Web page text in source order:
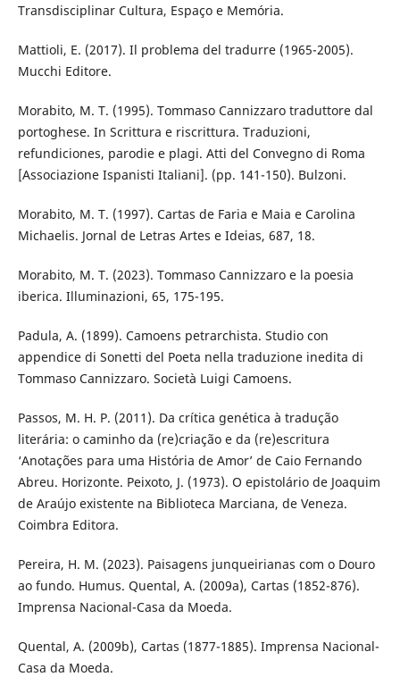
Transdisciplinar Cultura, Espaço e Memória.
Mattioli, E. (2017). Il problema del tradurre (1965-2005).
Mucchi Editore.
Morabito, M. T. (1995). Tommaso Cannizzaro traduttore dal
portoghese. In Scrittura e riscrittura. Traduzioni,
refundiciones, parodie e plagi. Atti del Convegno di Roma
[Associazione Ispanisti Italiani]. (pp. 141-150). Bulzoni.
Morabito, M. T. (1997). Cartas de Faria e Maia e Carolina
Michaelis. Jornal de Letras Artes e Ideias, 687, 18.
Morabito, M. T. (2023). Tommaso Cannizzaro e la poesia
iberica. Illuminazioni, 65, 175-195.
Padula, A. (1899). Camoens petrarchista. Studio con
appendice di Sonetti del Poeta nella traduzione inedita di
Tommaso Cannizzaro. Società Luigi Camoens.
Passos, M. H. P. (2011). Da crítica genética à tradução
literária: o caminho da (re)criação e da (re)escritura
‘Anotações para uma História de Amor’ de Caio Fernando
Abreu. Horizonte. Peixoto, J. (1973). O epistolário de Joaquim
de Araújo existente na Biblioteca Marciana, de Veneza.
Coimbra Editora.
Pereira, H. M. (2023). Paisagens junqueirianas com o Douro
ao fundo. Humus. Quental, A. (2009a), Cartas (1852-876).
Imprensa Nacional-Casa da Moeda.
Quental, A. (2009b), Cartas (1877-1885). Imprensa Nacional-
Casa da Moeda.